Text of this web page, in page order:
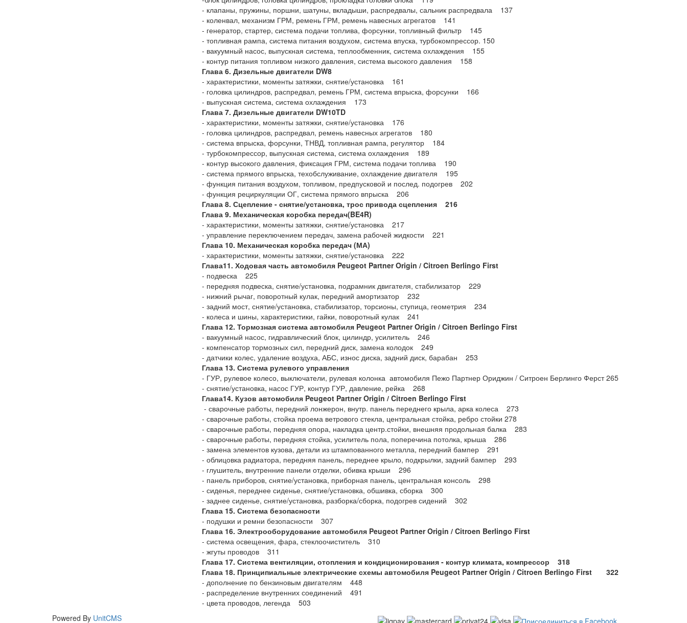
- клапаны, пружины, поршни, шатуны, вкладыши, распредвалы, сальник распредвала 137
- коленвал, механизм ГРМ, ремень ГРМ, ремень навесных агрегатов 141
- генератор, стартер, система подачи топлива, форсунки, топливный фильтр 145
- топливная рампа, система питания воздухом, система впуска, турбокомпрессор. 150
- вакуумный насос, выпускная система, теплообменник, система охлаждения 155
- контур питания топливом низкого давления, система высокого давления 158
Глава 6. Дизельные двигатели DW8
- характеристики, моменты затяжки, снятие/установка 161
- головка цилиндров, распредвал, ремень ГРМ, система впрыска, форсунки 166
- выпускная система, система охлаждения 173
Глава 7. Дизельные двигатели DW10TD
- характеристики, моменты затяжки, снятие/установка 176
- головка цилиндров, распредвал, ремень навесных агрегатов 180
- система впрыска, форсунки, ТНВД, топливная рампа, регулятор 184
- турбокомпрессор, выпускная система, система охлаждения 189
- контур высокого давления, фиксация ГРМ, система подачи топлива 190
- система прямого впрыска, техобслуживание, охлаждение двигателя 195
- функция питания воздухом, топливом, предпусковой и послед. подогрев 202
- функция рециркуляции ОГ, система прямого впрыска 206
Глава 8. Сцепление - снятие/установка, трос привода сцепления 216
Глава 9. Механическая коробка передач(BE4R)
- характеристики, моменты затяжки, снятие/установка 217
- управление переключением передач, замена рабочей жидкости 221
Глава 10. Механическая коробка передач (МА)
- характеристики, моменты затяжки, снятие/установка 222
Глава11. Ходоваячасть автомобиля Peugeot Partner Origin / Citroen Berlingo First
- подвеска 225
- передняя подвеска, снятие/установка, подрамник двигателя, стабилизатор 229
- нижний рычаг, поворотный кулак, передний амортизатор 232
- задний мост, снятие/установка, стабилизатор, торсионы, ступица, геометрия 234
- колеса и шины, характеристики, гайки, поворотный кулак 241
Глава 12. Тормознаясистема автомобиля Peugeot Partner Origin / Citroen Berlingo First
- вакуумный насос, гидравлический блок, цилиндр, усилитель 246
- компенсатор тормозных сил, передний диск, замена колодок 249
- датчики колес, удаление воздуха, АБС, износ диска, задний диск, барабан 253
Глава 13. Система рулевого управления
- ГУР, рулевое колесо, выключатели, рулевая колонка автомобиля Пежо Партнер Ориджин / Ситроен Берлинго Ферст 265
- снятие/установка, насос ГУР, контур ГУР, давление, рейка 268
Глава14. Кузов автомобиля Peugeot Partner Origin / Citroen Berlingo First
- сварочные работы, передний лонжерон, внутр. панель переднего крыла, арка колеса 273
- сварочные работы, стойка проема ветрового стекла, центральная стойка, ребро стойки 278
- сварочные работы, передняя опора, накладка центр.стойки, внешняя продольная балка 283
- сварочные работы, передняя стойка, усилитель пола, поперечина потолка, крыша 286
- замена элементов кузова, детали из штампованного металла, передний бампер 291
- облицовка радиатора, передняя панель, переднее крыло, подкрылки, задний бампер 293
- глушитель, внутренние панели отделки, обивка крыши 296
- панель приборов, снятие/установка, приборная панель, центральная консоль 298
- сиденья, переднее сиденье, снятие/установка, обшивка, сборка 300
- заднее сиденье, снятие/установка, разборка/сборка, подогрев сидений 302
Глава 15. Система безопасности
- подушки и ремни безопасности 307
Глава 16. Электрооборудование автомобиля Peugeot Partner Origin / Citroen Berlingo First
- система освещения, фара, стеклоочиститель 310
- жгуты проводов 311
Глава 17. Система вентиляции, отопления и кондиционирования - контур климата, компрессор 318
Глава 18. Принципиальные электрические схемы автомобиля Peugeot Partner Origin / Citroen Berlingo First
322
- дополнение по бензиновым двигателям 448
- распределение внутренних соединений 491
- цвета проводов, легенда 503
Powered By UnitCMS